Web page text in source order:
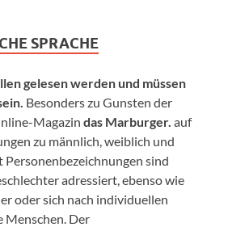
SPRACHE
gelesen werden und müssen
Besonders zu Gunsten der
Magazin das Marburger. auf
zu männlich, weiblich und
sind
adressiert, ebenso wie
oder sich nach individuellen
Der